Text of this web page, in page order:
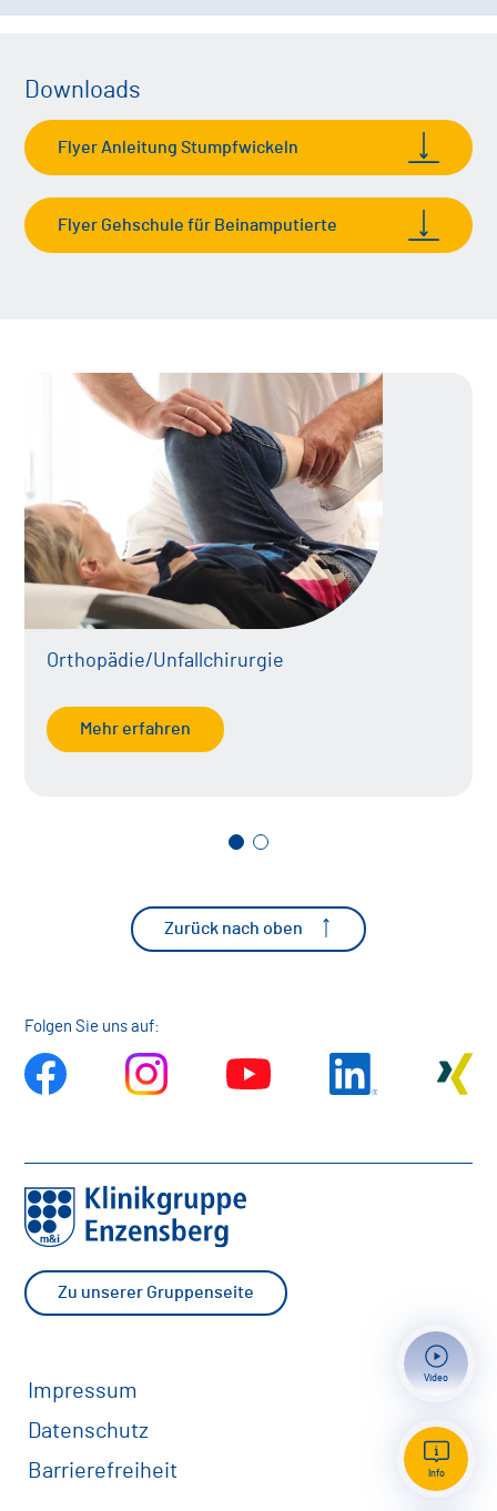
Downloads
Flyer Anleitung Stumpfwickeln
Flyer Gehschule für Beinamputierte
Orthopädie/Unfallchirurgie
Mehr erfahren
Info
Besucher-
Video
Folgen Sie uns auf:
Zurück nach oben
Impressum
Datenschutz
Barrierefreiheit
Zu unserer Gruppenseite